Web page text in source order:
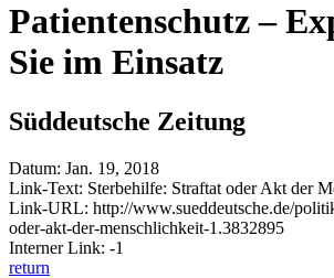
Patientenschutz –
Sie im Einsatz
Süddeutsche Zeitung
Datum: Jan. 19, 2018
Link-Text: Sterbehilfe: Straftat oder Akt der
Link-URL: http://www.sueddeutsche.de/
oder-akt-der-menschlichkeit-1.3832895
Interner Link: -1
return